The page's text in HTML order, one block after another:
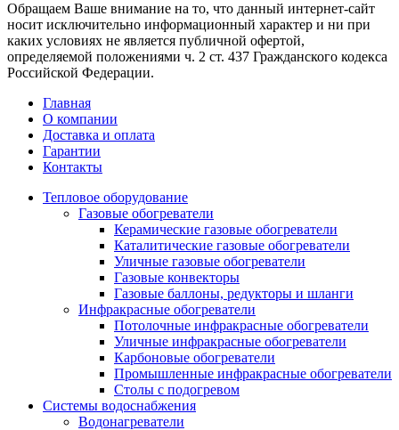
Обращаем Ваше внимание на то, что данный интернет-сайт
носит исключительно информационный характер и ни при
каких условиях не является публичной офертой,
определяемой положениями ч. 2 ст. 437 Гражданского кодекса
Российской Федерации.
Главная
О компании
Доставка и оплата
Гарантии
Контакты
Тепловое оборудование
Газовые обогреватели
Керамические газовые обогреватели
Каталитические газовые обогреватели
Уличные газовые обогреватели
Газовые конвекторы
Газовые баллоны, редукторы и шланги
Инфракрасные обогреватели
Потолочные инфракрасные обогреватели
Уличные инфракрасные обогреватели
Карбоновые обогреватели
Промышленные инфракрасные обогреватели
Столы с подогревом
Системы водоснабжения
Водонагреватели